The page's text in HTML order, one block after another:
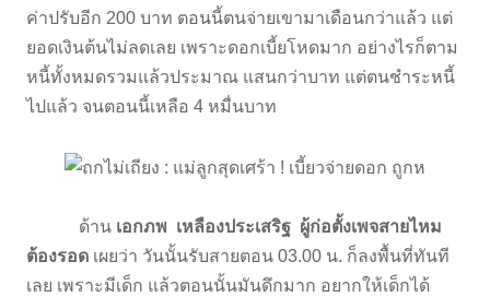
ค่าปรับอีก 200 บาท ตอนนี้ตนจ่ายเขามาเดือนกว่าแล้ว แต่
ยอดเงินต้นไม่ลดเลย เพราะดอกเบี้ยโหดมาก อย่างไรก็ตาม
หนี้ทั้งหมดรวมแล้วประมาณ แสนกว่าบาท แต่ตนชำระหนี้
ไปแล้ว จนตอนนี้เหลือ 4 หมื่นบาท
ด้าน เอกภพ เหลืองประเสริฐ ผู้ก่อตั้งเพจสายไหม
ต้องรอด เผยว่า วันนั้นรับสายตอน 03.00 น. ก็ลงพื้นที่ทันที
เลย เพราะมีเด็ก แล้วตอนนั้นมันดึกมาก อยากให้เด็กได้